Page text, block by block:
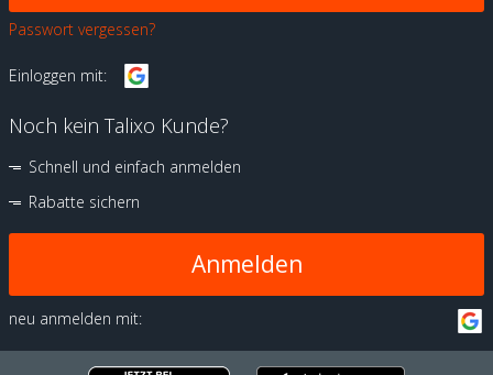
Passwort vergessen?
Einloggen mit:
Noch kein Talixo Kunde?
Schnell und einfach anmelden
Rabatte sichern
Anmelden
neu anmelden mit: